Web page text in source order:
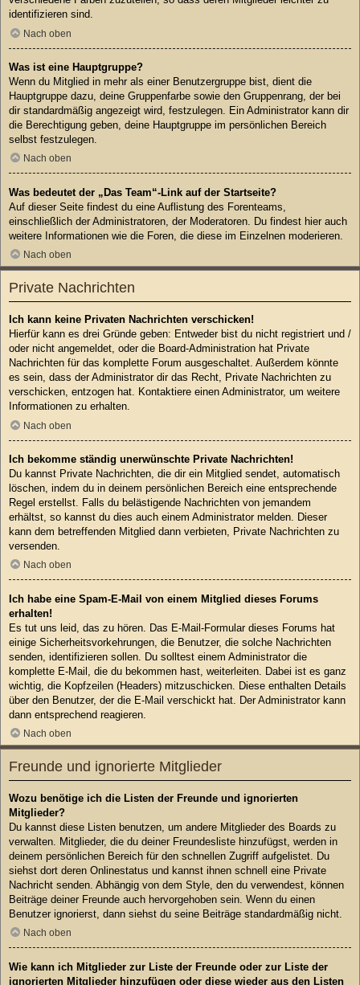
identifizieren sind.
Nach oben
Was ist eine Hauptgruppe?
Wenn du Mitglied in mehr als einer Benutzergruppe bist, dient die
Hauptgruppe dazu, deine Gruppenfarbe sowie den Gruppenrang, der bei
dir standardmäßig angezeigt wird, festzulegen. Ein Administrator kann dir
die Berechtigung geben, deine Hauptgruppe im persönlichen Bereich
selbst festzulegen.
Nach oben
Was bedeutet der „Das Team“-Link auf der Startseite?
Auf dieser Seite findest du eine Auflistung des Forenteams,
einschließlich der Administratoren, der Moderatoren. Du findest hier auch
weitere Informationen wie die Foren, die diese im Einzelnen moderieren.
Nach oben
Private Nachrichten
Ich kann keine Privaten Nachrichten verschicken!
Hierfür kann es drei Gründe geben: Entweder bist du nicht registriert und /
oder nicht angemeldet, oder die Board-Administration hat Private
Nachrichten für das komplette Forum ausgeschaltet. Außerdem könnte
es sein, dass der Administrator dir das Recht, Private Nachrichten zu
verschicken, entzogen hat. Kontaktiere einen Administrator, um weitere
Informationen zu erhalten.
Nach oben
Ich bekomme ständig unerwünschte Private Nachrichten!
Du kannst Private Nachrichten, die dir ein Mitglied sendet, automatisch
löschen, indem du in deinem persönlichen Bereich eine entsprechende
Regel erstellst. Falls du belästigende Nachrichten von jemandem
erhältst, so kannst du dies auch einem Administrator melden. Dieser
kann dem betreffenden Mitglied dann verbieten, Private Nachrichten zu
versenden.
Nach oben
Ich habe eine Spam-E-Mail von einem Mitglied dieses Forums
erhalten!
Es tut uns leid, das zu hören. Das E-Mail-Formular dieses Forums hat
einige Sicherheitsvorkehrungen, die Benutzer, die solche Nachrichten
senden, identifizieren sollen. Du solltest einem Administrator die
komplette E-Mail, die du bekommen hast, weiterleiten. Dabei ist es ganz
wichtig, die Kopfzeilen (Headers) mitzuschicken. Diese enthalten Details
über den Benutzer, der die E-Mail verschickt hat. Der Administrator kann
dann entsprechend reagieren.
Nach oben
Freunde und ignorierte Mitglieder
Wozu benötige ich die Listen der Freunde und ignorierten
Mitglieder?
Du kannst diese Listen benutzen, um andere Mitglieder des Boards zu
verwalten. Mitglieder, die du deiner Freundesliste hinzufügst, werden in
deinem persönlichen Bereich für den schnellen Zugriff aufgelistet. Du
siehst dort deren Onlinestatus und kannst ihnen schnell eine Private
Nachricht senden. Abhängig von dem Style, den du verwendest, können
Beiträge deiner Freunde auch hervorgehoben sein. Wenn du einen
Benutzer ignorierst, dann siehst du seine Beiträge standardmäßig nicht.
Nach oben
Wie kann ich Mitglieder zur Liste der Freunde oder zur Liste der
ignorierten Mitglieder hinzufügen oder diese wieder aus den Listen